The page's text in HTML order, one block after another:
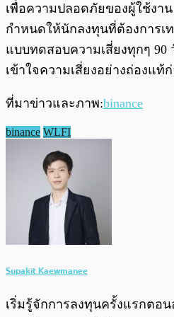
เพื่อความปลอดภัยของผู้ใช้งาน
กำหนดให้นักลงทุนที่ต้องการเ
แบบทดสอบความเสี่ยงทุกๆ 90
เข้าใจความเสี่ยงอย่างถ่องแ
ที่มาข่าวและภาพ:binance
binance WLFI
Supakit Kaewmanee
เริ่มรู้จักการลงทุนครั้งแรกตอ